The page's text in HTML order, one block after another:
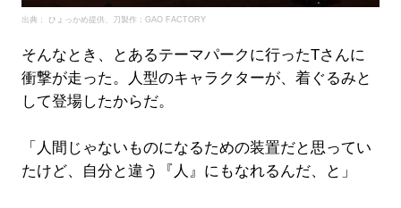
出典： ひょっかめ提供、刀製作：GAO FACTORY
そんなとき、とあるテーマパークに行ったTさんに
衝撃が走った。人型のキャラクターが、着ぐるみと
して登場したからだ。
「人間じゃないものになるための装置だと思ってい
たけど、自分と違う『人』にもなれるんだ、と」